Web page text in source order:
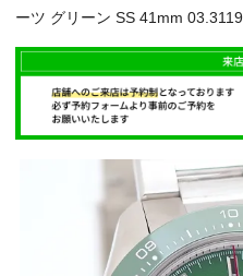
ーツ グリーン SS 41mm